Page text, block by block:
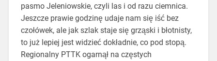
pasmo Jeleniowskie, czyli las i od razu ciemnica.
Jeszcze prawie godzinę udaje nam się iść bez
czołówek, ale jak szlak staje się grząski i błotnisty,
to już lepiej jest widzieć dokładnie, co pod stopą.
Regionalny PTTK ogarnął na częstych